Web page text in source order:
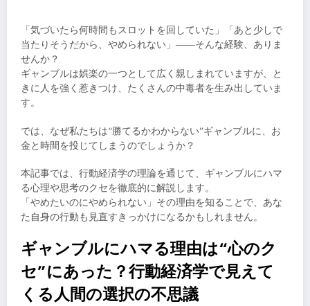
「気づいたら何時間もスロットを回していた」「あと少しで
当たりそうだから、やめられない」――そんな経験、ありま
せんか？
ギャンブルは娯楽の一つとして広く親しまれていますが、と
きに人を強く惹きつけ、たくさんの中毒者を生み出していま
す。
では、なぜ私たちは“勝てるかわからない”ギャンブルに、お
金と時間を投じてしまうのでしょうか？
本記事では、行動経済学の理論を通じて、ギャンブルにハマ
る心理や思考のクセを徹底的に解説します。
「やめたいのにやめられない」その理由を知ることで、あな
た自身の行動も見直すきっかけになるかもしれません。
ギャンブルにハマる理由は“心のク
セ”にあった？行動経済学で見えて
くる人間の選択の不思議